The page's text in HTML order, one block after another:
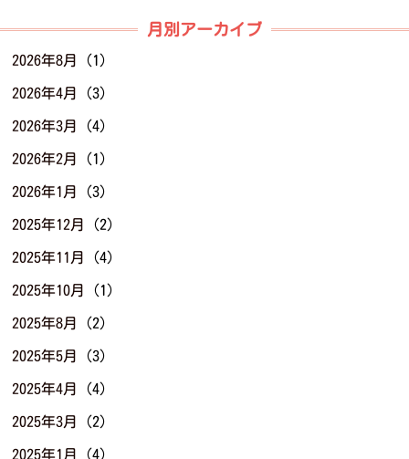
月別アーカイブ
2026年8月 (1)
2026年4月 (3)
2026年3月 (4)
2026年2月 (1)
2026年1月 (3)
2025年12月 (2)
2025年11月 (4)
2025年10月 (1)
2025年8月 (2)
2025年5月 (3)
2025年4月 (4)
2025年3月 (2)
2025年1月 (4)